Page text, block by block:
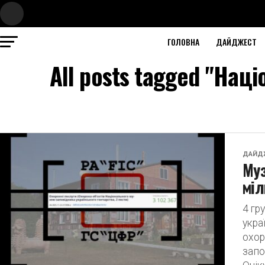
ГОЛОВНА ДАЙДЖЕСТ
All posts tagged
4